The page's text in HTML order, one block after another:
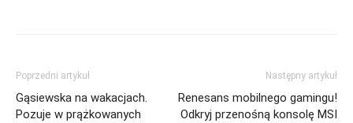
Poprzedni artykuł
Gąsiewska na wakacjach.
Pozuje w prążkowanych
Następny artykuł
Renesans mobilnego gamingu!
Odkryj przenośną konsolę MSI